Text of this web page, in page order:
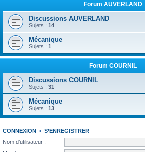
Forum AUVERLAND
Discussions AUVERLAND
Sujets : 14
Mécanique
Sujets : 1
Forum COURNIL
Discussions COURNIL
Sujets : 31
Mécanique
Sujets : 13
CONNEXION • S’ENREGISTRER
Nom d’utilisateur :